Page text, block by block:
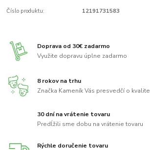
Číslo produktu: 12191731583
Doprava od 30€ zadarmo
Využite dopravu úplne zadarmo
8 rokov na trhu
Značka Kameník Vás presvedčí o kvalite
30 dní na vrátenie tovaru
Predĺžili sme dobu na vrátenie tovaru
Rýchle doručenie tovaru